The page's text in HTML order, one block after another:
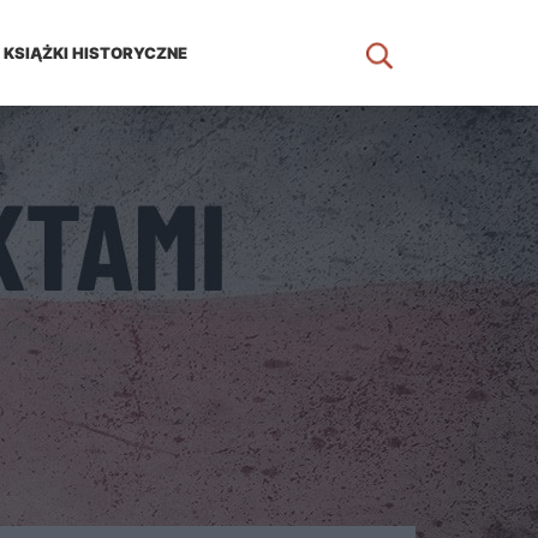
KSIĄŻKI HISTORYCZNE